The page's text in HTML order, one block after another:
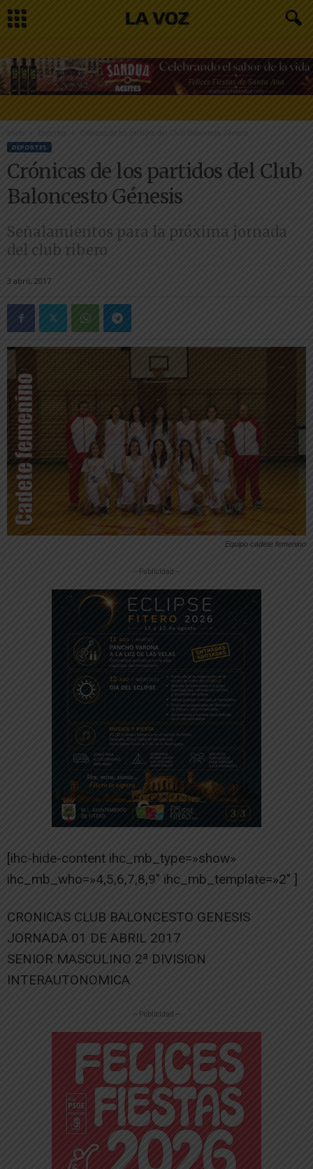
Inicio Crónicas de los partidos del Club Baloncesto Génesis
DEPORTES
Crónicas de los partidos del Club
Baloncesto Génesis
Señalamientos para la próxima jornada
del club ribero
3 abril, 2017
Equipo cadete femenino
-- Publicidad --
[ihc-hide-content ihc_mb_type=»show»
ihc_mb_who=»4,5,6,7,8,9″ ihc_mb_template=»2″ ]
CRONICAS CLUB BALONCESTO GENESIS
JORNADA 01 DE ABRIL 2017
SENIOR MASCULINO 2ª DIVISION
INTERAUTONOMICA
-- Publicidad --